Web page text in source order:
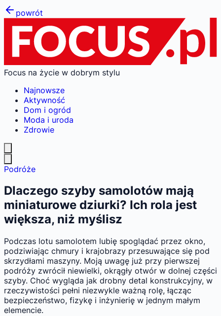
powrót
Focus na życie w dobrym stylu
Najnowsze
Aktywność
Dom i ogród
Moda i uroda
Zdrowie
Podróże
Dlaczego szyby samolotów mają
miniaturowe dziurki? Ich rola jest
większa, niż myślisz
Podczas lotu samolotem lubię spoglądać przez okno,
podziwiając chmury i krajobrazy przesuwające się pod
skrzydłami maszyny. Moją uwagę już przy pierwszej
podróży zwrócił niewielki, okrągły otwór w dolnej części
szyby. Choć wygląda jak drobny detal konstrukcyjny, w
rzeczywistości pełni niezwykle ważną rolę, łącząc
bezpieczeństwo, fizykę i inżynierię w jednym małym
elemencie.